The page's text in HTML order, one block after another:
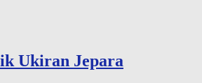
Ukiran Jepara